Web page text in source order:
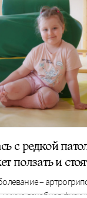
с редкой
ползать и
–
нужна лечебная